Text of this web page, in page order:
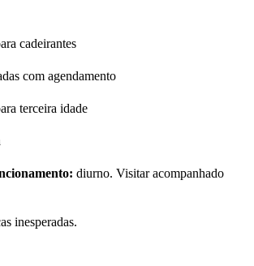
cadeirantes
com agendamento
terceira idade
diurno. Visitar acompanhado
inesperadas.